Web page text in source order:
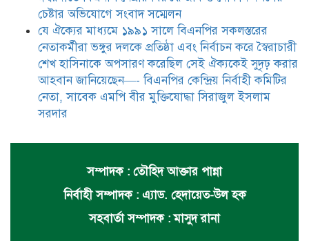
চেষ্টার অভিযোগে সংবাদ সম্মেলন
যে ঐক্যের মাধ্যমে ১৯৯১ সালে বিএনপির সকলস্তরের
নেতাকর্মীরা ভঙ্গুর দলকে প্রতিষ্ঠা এবং নির্বাচন করে স্বৈরাচারী
শেখ হাসিনাকে অপসারণ করেছিল সেই ঐক্যকেই সুদৃঢ় করার
আহবান জানিয়েছেন—- বিএনপির কেন্দ্রিয় নির্বাহী কমিটির
নেতা, সাবেক এমপি বীর মুক্তিযোদ্ধা সিরাজুল ইসলাম
সরদার
সম্পাদক : তৌহিদ আক্তার পান্না
নির্বাহী সম্পাদক : এ্যাড. হেদায়েত-উল হক
সহবার্তা সম্পাদক : মাসুদ রানা